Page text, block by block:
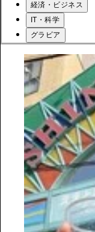
経済・ビジネス
IT・科学
グラビア